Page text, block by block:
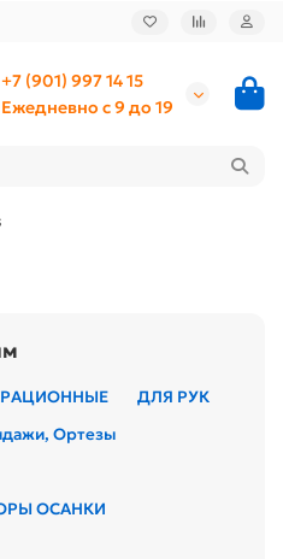
+7 (901) 997 14 15
Ежедневно с 9 до 19
ДЛЯ РУК
Ортезы
ОСАНКИ